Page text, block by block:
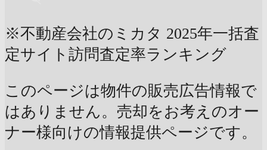
※不動産会社のミカタ 2025年一括査
定サイト訪問査定率ランキング
このページは物件の販売広告情報で
はありません。売却をお考えのオー
ナー様向けの情報提供ページです。